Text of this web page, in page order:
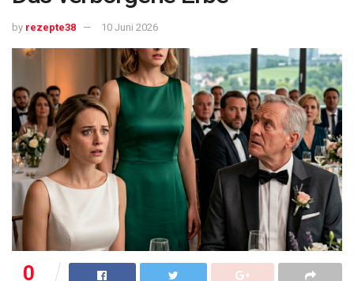
by rezepte38 10 Juni 2026
0